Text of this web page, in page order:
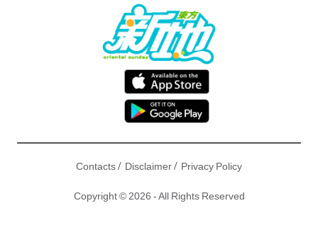
Contacts/ Disclaimer/ Privacy Policy
Copyright © 2026 - All Rights Reserved